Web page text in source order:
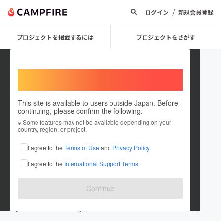
ログイン / 新規会員登録
プロジェクトを掲載するには プロジェクトをさがす
This site is available to users outside Japan. Before
continuing, please confirm the following.
※ Some features may not be available depending on your
country, region, or project.
I agree to the Terms of Use and Privacy Policy.
I agree to the International Support Terms.
Continue
麵絆英
これまでに1件のプロジェクトを投稿しています
在住国：日本 現在地：山形県
出身国：日本 出身地：山形県